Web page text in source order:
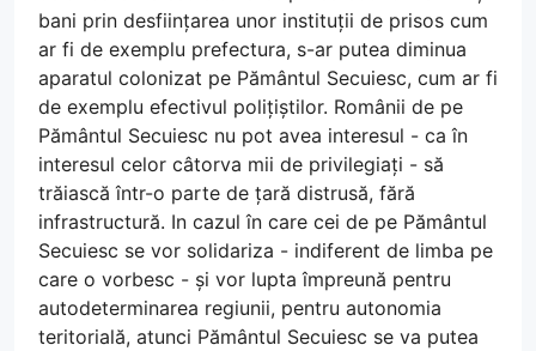
bani prin desființarea unor instituții de prisos cum
ar fi de exemplu prefectura, s-ar putea diminua
aparatul colonizat pe Pământul Secuiesc, cum ar fi
de exemplu efectivul polițiștilor. Românii de pe
Pământul Secuiesc nu pot avea interesul - ca în
interesul celor câtorva mii de privilegiați - să
trăiască într-o parte de țară distrusă, fără
infrastructură. In cazul în care cei de pe Pământul
Secuiesc se vor solidariza - indiferent de limba pe
care o vorbesc - și vor lupta împreună pentru
autodeterminarea regiunii, pentru autonomia
teritorială, atunci Pământul Secuiesc se va putea